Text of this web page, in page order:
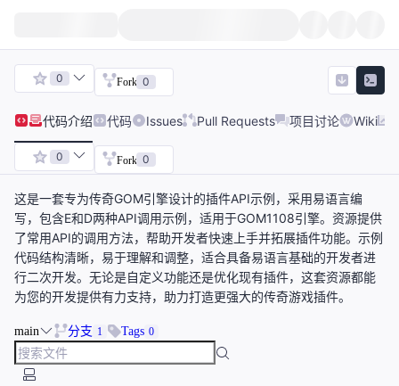
0 Fork 0
代码介绍 代码 Issues Pull Requests 项目讨论 Wiki
0 Fork 0
这是一套专为传奇GOM引擎设计的插件API示例，采用易语言编
写，包含E和D两种API调用示例，适用于GOM1108引擎。资源提供
了常用API的调用方法，帮助开发者快速上手并拓展插件功能。示例
代码结构清晰，易于理解和调整，适合具备易语言基础的开发者进
行二次开发。无论是自定义功能还是优化现有插件，这套资源都能
为您的开发提供有力支持，助力打造更强大的传奇游戏插件。
main 分支 1 Tags 0